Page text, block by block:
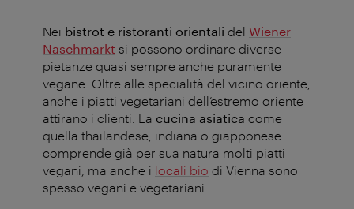
Nei bistrot e ristoranti orientali del Wiener
Naschmarkt si possono ordinare diverse
pietanze quasi sempre anche puramente
vegane. Oltre alle specialità del vicino oriente,
anche i piatti vegetariani dell’estremo oriente
attirano i clienti. La cucina asiatica come
quella thailandese, indiana o giapponese
comprende già per sua natura molti piatti
vegani, ma anche i locali bio di Vienna sono
spesso vegani e vegetariani.